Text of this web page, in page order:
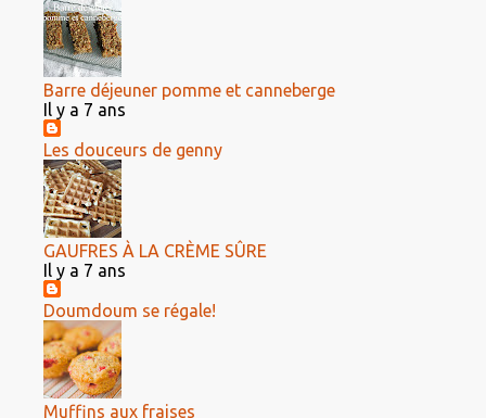
Barre déjeuner pomme et canneberge
Il y a 7 ans
Les douceurs de genny
GAUFRES À LA CRÈME SÛRE
Il y a 7 ans
Doumdoum se régale!
Muffins aux fraises